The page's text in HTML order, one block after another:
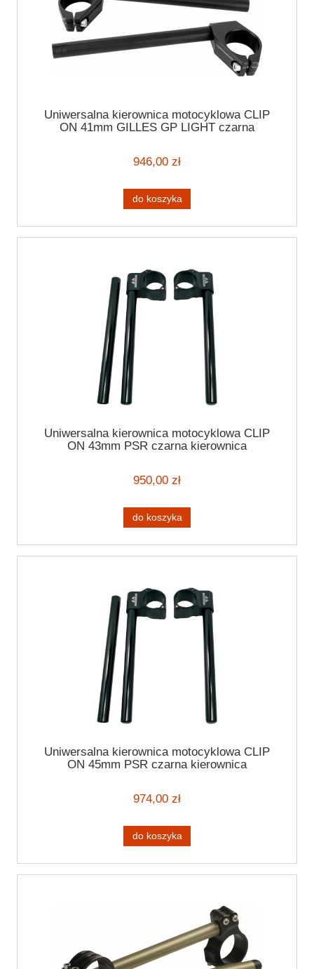
Uniwersalna kierownica motocyklowa CLIP
ON 41mm GILLES GP LIGHT czarna
946,00 zł
do koszyka
Uniwersalna kierownica motocyklowa CLIP
ON 43mm PSR czarna kierownica
950,00 zł
do koszyka
Uniwersalna kierownica motocyklowa CLIP
ON 45mm PSR czarna kierownica
974,00 zł
do koszyka